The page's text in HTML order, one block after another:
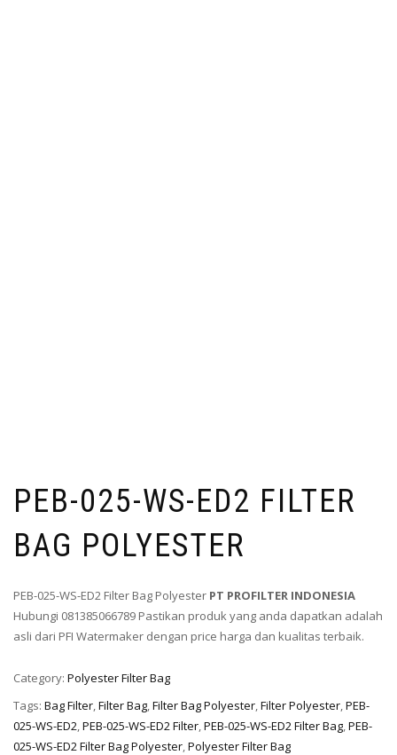
PEB-025-WS-ED2 FILTER
BAG POLYESTER
PEB-025-WS-ED2 Filter Bag Polyester PT PROFILTER INDONESIA
Hubungi 081385066789 Pastikan produk yang anda dapatkan adalah
asli dari PFI Watermaker dengan price harga dan kualitas terbaik.
Category: Polyester Filter Bag
Tags: Bag Filter,Filter Bag,Filter Bag Polyester,Filter Polyester,PEB-
025-WS-ED2,PEB-025-WS-ED2 Filter,PEB-025-WS-ED2 Filter Bag,PEB-
025-WS-ED2 Filter Bag Polyester,Polyester Filter Bag